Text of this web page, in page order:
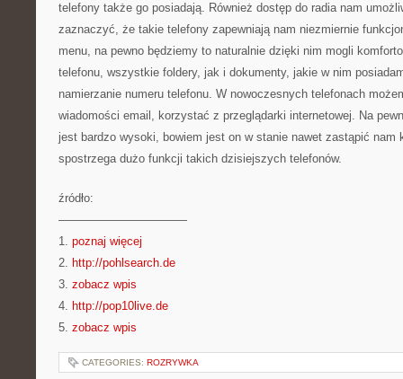
telefony także go posiadają. Również dostęp do radia nam
zaznaczyć, że takie telefony zapewniają nam niezmiernie
menu, na pewno będziemy to naturalnie dzięki nim mogli
telefonu, wszystkie foldery, jak i dokumenty, jakie w nim
namierzanie numeru telefonu. W nowoczesnych telefonach
wiadomości email, korzystać z przeglądarki internetowej. Na
jest bardzo wysoki, bowiem jest on w stanie nawet zastąpić nam
spostrzega dużo funkcji takich dzisiejszych telefonów.
źródło:
———————————
1. poznaj więcej
2. http://pohlsearch.de
3. zobacz wpis
4. http://pop10live.de
5. zobacz wpis
CATEGORIES: ROZRYWKA